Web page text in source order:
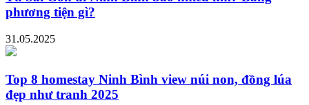
phương tiện gì?
31.05.2025
Top 8 homestay Ninh Bình view núi non, đồng lúa
đẹp như tranh 2025